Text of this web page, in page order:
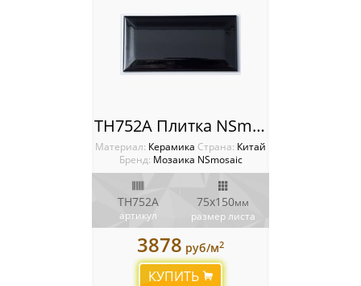
TH752A Плитка NSmosaic
Материал: Керамика Cтрана: Китай
Бренд: Мозаика NSmosaic
TH752A
артикул
75x150мм
размер листа
3878 руб/м2
КУПИТЬ